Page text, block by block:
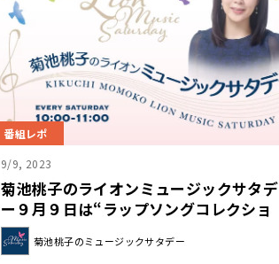
番組レポ
9/9, 2023
菊池桃子のライオンミュージックサタデ
ー９月９日は“ラップソングコレクショ
ン”でした！
菊池桃子のミュージックサタデー